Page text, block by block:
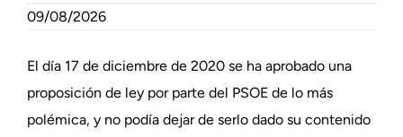
09/08/2026
El día 17 de diciembre de 2020 se ha aprobado una
proposición de ley por parte del PSOE de lo más
polémica, y no podía dejar de serlo dado su contenido